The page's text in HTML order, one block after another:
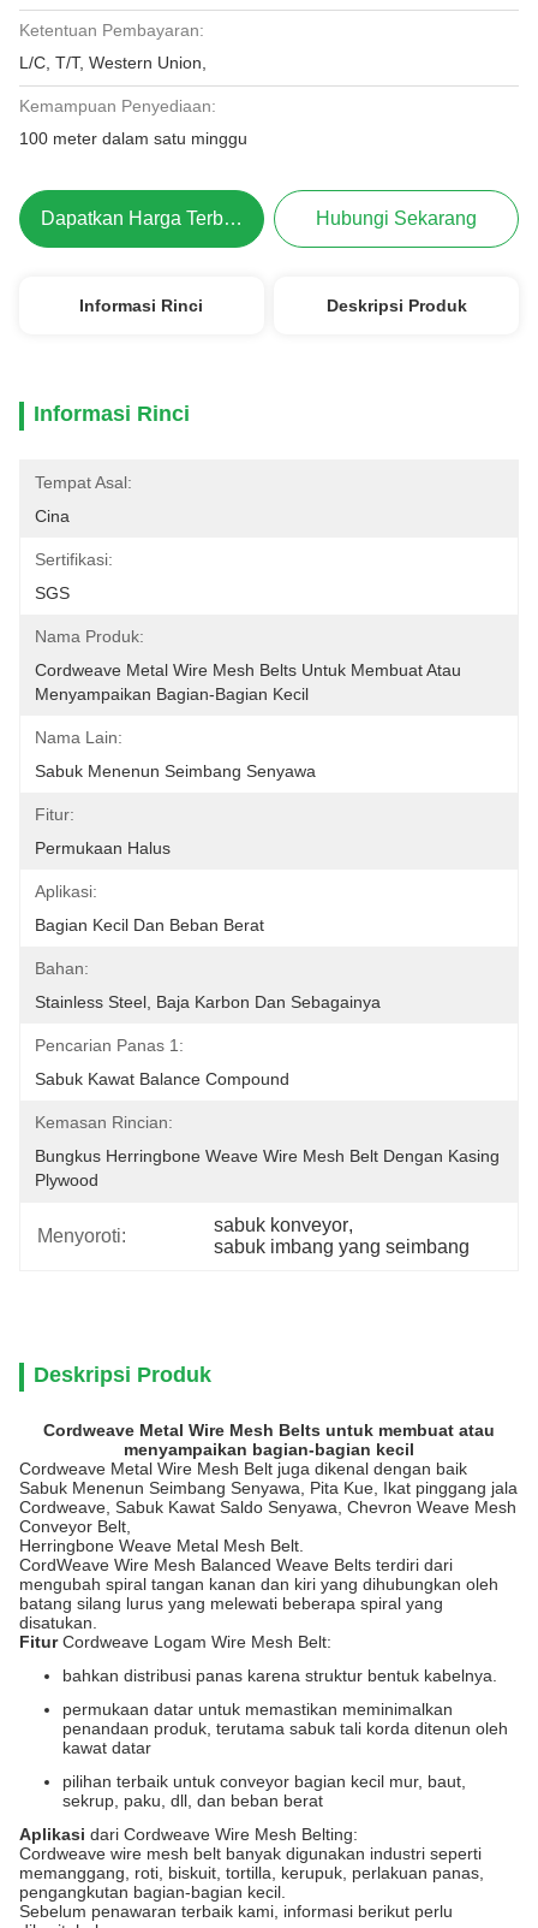
Ketentuan Pembayaran:
L/C, T/T, Western Union,
Kemampuan Penyediaan:
100 meter dalam satu minggu
Dapatkan Harga Terbaik Hubungi Sekarang
Informasi Rinci Deskripsi Produk
Informasi Rinci
Tempat Asal:
Cina
Sertifikasi:
SGS
Nama Produk:
Cordweave Metal Wire Mesh Belts Untuk Membuat Atau
Menyampaikan Bagian-Bagian Kecil
Nama Lain:
Sabuk Menenun Seimbang Senyawa
Fitur:
Permukaan Halus
Aplikasi:
Bagian Kecil Dan Beban Berat
Bahan:
Stainless Steel, Baja Karbon Dan Sebagainya
Pencarian Panas 1:
Sabuk Kawat Balance Compound
Kemasan Rincian:
Bungkus Herringbone Weave Wire Mesh Belt Dengan Kasing
Plywood
Menyoroti:
sabuk konveyor,
sabuk imbang yang seimbang
Deskripsi Produk
Cordweave Metal Wire Mesh Belts untuk membuat atau
menyampaikan bagian-bagian kecil
Cordweave Metal Wire Mesh Belt juga dikenal dengan baik
Sabuk Menenun Seimbang Senyawa, Pita Kue, Ikat pinggang jala
Cordweave, Sabuk Kawat Saldo Senyawa, Chevron Weave Mesh
Conveyor Belt,
Herringbone Weave Metal Mesh Belt.
CordWeave Wire Mesh Balanced Weave Belts terdiri dari
mengubah spiral tangan kanan dan kiri yang dihubungkan oleh
batang silang lurus yang melewati beberapa spiral yang
disatukan.
FiturCordweave Logam Wire Mesh Belt:
bahkan distribusi panas karena struktur bentuk kabelnya.
permukaan datar untuk memastikan meminimalkan
penandaan produk, terutama sabuk tali korda ditenun oleh
kawat datar
pilihan terbaik untuk conveyor bagian kecil mur, baut,
sekrup, paku, dll, dan beban berat
Aplikasi dari Cordweave Wire Mesh Belting:
Cordweave wire mesh belt banyak digunakan industri seperti
memanggang, roti, biskuit, tortilla, kerupuk, perlakuan panas,
pengangkutan bagian-bagian kecil.
Sebelum penawaran terbaik kami, informasi berikut perlu